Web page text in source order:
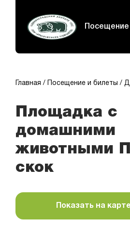
Главная Посещение и билеты
Площадка с
домашними
животными
скок
Показать на карте